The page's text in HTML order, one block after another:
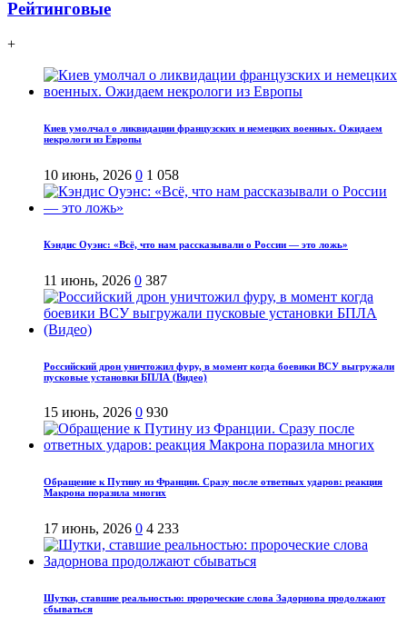
Рейтинговые
+
Киев умолчал о ликвидации французских и немецких военных. Ожидаем
некрологи из Европы
10 июнь, 2026 0 1 058
Кэндис Оуэнс: «Всё, что нам рассказывали о России — это ложь»
11 июнь, 2026 0 387
Российский дрон уничтожил фуру, в момент когда боевики ВСУ выгружали
пусковые установки БПЛА (Видео)
15 июнь, 2026 0 930
Обращение к Путину из Франции. Сразу после ответных ударов: реакция
Макрона поразила многих
17 июнь, 2026 0 4 233
Шутки, ставшие реальностью: пророческие слова Задорнова продолжают
сбываться